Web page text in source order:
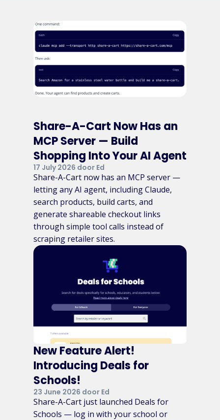
Share-A-Cart Now Has an
MCP Server — Build
Shopping Into Your AI Agent
17 July 2026 door Ed
Share-A-Cart now has an MCP server —
letting any AI agent, including Claude,
search products, build carts, and
generate shareable checkout links
through simple tool calls instead of
scraping retailer sites.
New Feature Alert!
Introducing Deals for
Schools!
23 June 2026 door Ed
Share-A-Cart just launched Deals for
Schools — log in with your school or